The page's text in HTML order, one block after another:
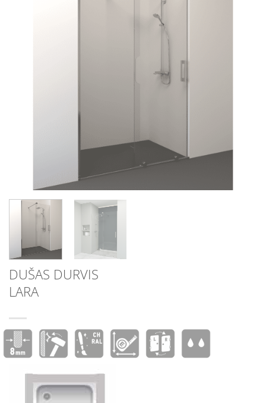
DUŠAS DURVIS
LARA